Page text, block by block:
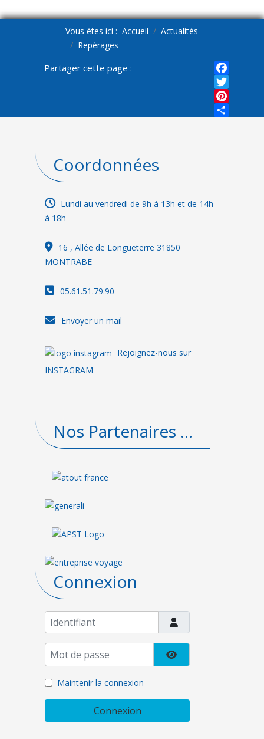
Vous êtes ici : Accueil
Actualités
Repérages
Partager cette page :
Coordonnées
Lundi au vendredi de 9h à 13h et de 14h
à 18h
16 , Allée de Longueterre 31850
MONTRABE
05.61.51.79.90
Envoyer un mail
Rejoignez-nous sur
INSTAGRAM
Nos Partenaires ...
Connexion
Identifiant
Mot de passe
Afficher le mot de
Maintenir la connexion
Connexion